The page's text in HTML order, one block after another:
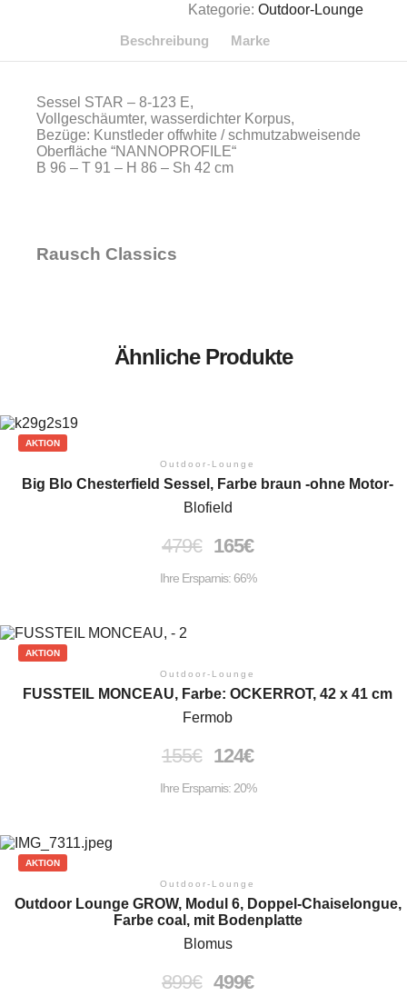
Kategorie: Outdoor-Lounge
Beschreibung
Marke
Sessel STAR – 8-123 E,
Vollgeschäumter, wasserdichter Korpus,
Bezüge: Kunstleder offwhite / schmutzabweisende
Oberfläche “NANNOPROFILE“
B 96 – T 91 – H 86 – Sh 42 cm
Rausch Classics
Ähnliche Produkte
AKTION
Outdoor-Lounge
Big Blo Chesterfield Sessel, Farbe braun -ohne Motor-
Blofield
479€ 165€
Ihre Ersparnis: 66%
AKTION
Outdoor-Lounge
FUSSTEIL MONCEAU, Farbe: OCKERROT, 42 x 41 cm
Fermob
155€ 124€
Ihre Ersparnis: 20%
AKTION
Outdoor-Lounge
Outdoor Lounge GROW, Modul 6, Doppel-Chaiselongue,
Farbe coal, mit Bodenplatte
Blomus
899€ 499€